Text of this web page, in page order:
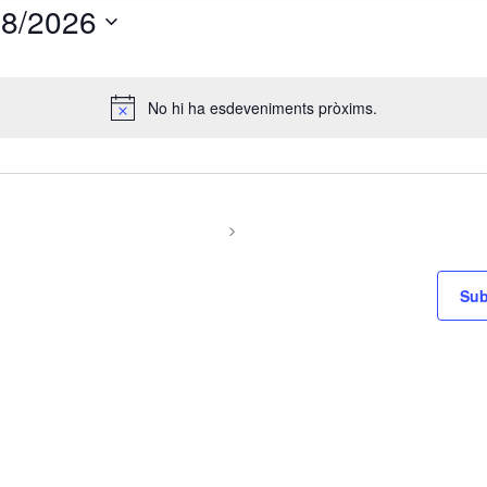
Notice
No hi ha esdeveniments pròxims.
2026